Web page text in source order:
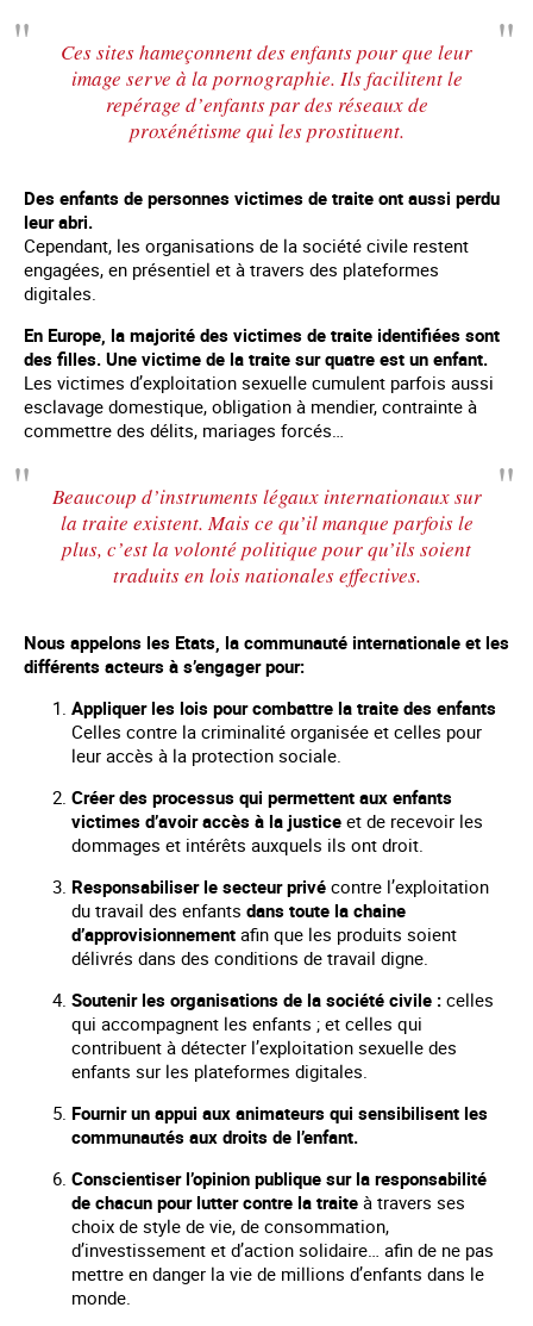
Ces sites hameçonnent des enfants pour que leur
image serve à la pornographie. Ils facilitent le
repérage d’enfants par des réseaux de
proxénétisme qui les prostituent.
Des enfants de personnes victimes de traite ont aussi perdu
leur abri.
Cependant, les organisations de la société civile restent
engagées, en présentiel et à travers des plateformes
digitales.
En Europe, la majorité des victimes de traite identifiées sont
des filles. Une victime de la traite sur quatre est un enfant.
Les victimes d’exploitation sexuelle cumulent parfois aussi
esclavage domestique, obligation à mendier, contrainte à
commettre des délits, mariages forcés…
Beaucoup d’instruments légaux internationaux sur
la traite existent. Mais ce qu’il manque parfois le
plus, c’est la volonté politique pour qu’ils soient
traduits en lois nationales effectives.
Nous appelons les Etats, la communauté internationale et les
différents acteurs à s’engager pour:
Appliquer les lois pour combattre la traite des enfants
Celles contre la criminalité organisée et celles pour
leur accès à la protection sociale.
Créer des processus qui permettent aux enfants
victimes d’avoir accès à la justice et de recevoir les
dommages et intérêts auxquels ils ont droit.
Responsabiliser le secteur privé contre l’exploitation
du travail des enfants dans toute la chaine
d’approvisionnement afin que les produits soient
délivrés dans des conditions de travail digne.
Soutenir les organisations de la société civile : celles
qui accompagnent les enfants ; et celles qui
contribuent à détecter l’exploitation sexuelle des
enfants sur les plateformes digitales.
Fournir un appui aux animateurs qui sensibilisent les
communautés aux droits de l’enfant.
Conscientiser l’opinion publique sur la responsabilité
de chacun pour lutter contre la traite à travers ses
choix de style de vie, de consommation,
d’investissement et d’action solidaire… afin de ne pas
mettre en danger la vie de millions d’enfants dans le
monde.